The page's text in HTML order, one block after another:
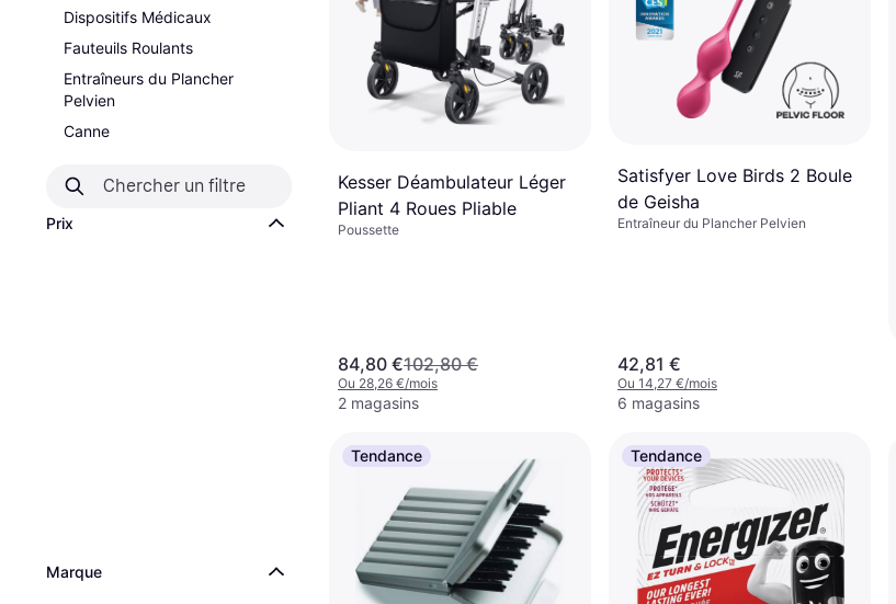
Dispositifs Médicaux
Fauteuils Roulants
Entraîneurs du Plancher
Pelvien
Canne
Prix
Marque
Kesser Déambulateur Léger
Pliant 4 Roues Pliable
Poussette
84,80 €102,80 €
Ou 28,26 €/mois
2 magasins
Satisfyer Love Birds 2 Boule
de Geisha
Entraîneur du Plancher Pelvien
42,81 €
Ou 14,27 €/mois
6 magasins
Tendance Tendance